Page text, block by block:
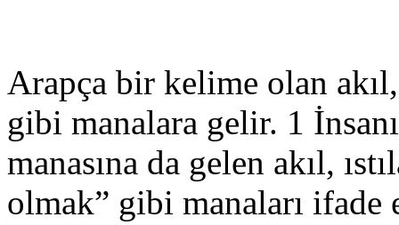
Arapça bir kelime olan
gibi manalara gelir. 1
manasına da gelen akıl,
olmak” gibi manaları